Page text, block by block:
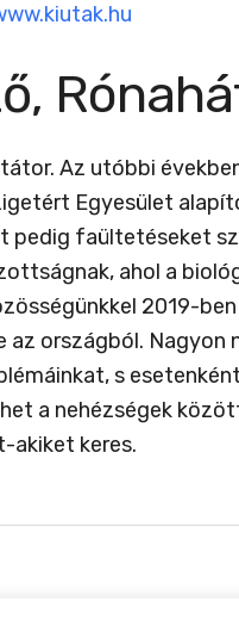
Az utóbbi
Egyesület
faültetéseket
ahol a
2019-
országból.
s
a nehézségek
akiket keres.